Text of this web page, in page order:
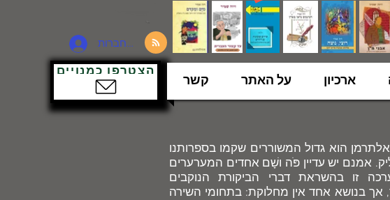
להתחברות
הצטרפו כמנויים
ארכיון על האתר קשר
אלתרמן הוא גדול המשוררים שקמו בספרותנו
אמנם יש עדיין פֹּה ושָׁם אחדים המערערים
זו בהשראת דברי הביקורת הנוקבים
אך בנושא אחד אין מחלוקת: בתחומי השירה